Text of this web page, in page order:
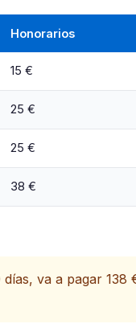
Honorarios
15 €
25 €
25 €
38 €
va a pagar